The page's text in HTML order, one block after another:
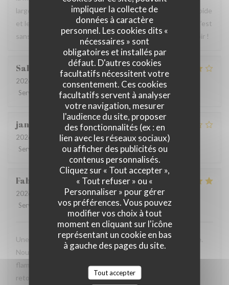
impliquer la collecte de
données à caractère
personnel. Les cookies dits «
nécessaires » sont
obligatoires et installés par
défaut. D'autres cookies
facultatifs nécessitent votre
consentement. Ces cookies
facultatifs servent à analyser
votre navigation, mesurer
l'audience du site, proposer
des fonctionnalités (ex : en
lien avec les réseaux sociaux)
ou afficher des publicités ou
contenus personnalisés.
Cliquez sur « Tout accepter »,
« Tout refuser » ou «
Personnaliser » pour gérer
vos préférences. Vous pouvez
modifier vos choix à tout
moment en cliquant sur l'icône
représentant un cookie en bas
à gauche des pages du site.
Tout accepter
largement à la hauteur de nos attentes, le service était rapide
et le personnel particulièrement agréable et accueillant. C’est
sans hésiter que nous reviendrons. Au plaisir de vous revoir !
Sabrina
2026-07-25
- 21:00 - Couverts 2
Service
Ambiance:4/5 Cuisine: 4/5 Qualité / Prix
jan
2026-07-28
- 19:30 - Couverts 2
Service
Ambiance:3/5 Cuisine: 3 /5 Qualité / Prix
Fabrice
2026-07-19
- 12:00 - Couverts 3
Service
Ambiance:5 /5 Cuisine:4/5 Qualité / Prix
Une table sympathique avec son atmosphère authentique.
Nous avons apprécié notre déjeuner (moule, carbonade,
flamiche au maroilles, etc) et le service. Pourquoi pas y
retourner lors d'un prochaine passage à Lilles.